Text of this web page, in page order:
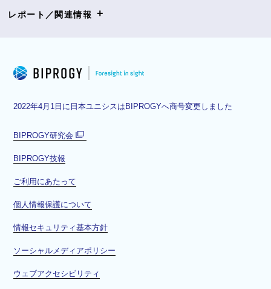
レポート／関連情報 +
2022年4月1日に日本ユニシスはBIPROGYへ商号変更しました
BIPROGY研究会
ド
で
く
BIPROGY技報
ご利用にあたって
個人情報保護について
情報セキュリティ基本方針
ソーシャルメディアポリシー
ウェブアクセシビリティ